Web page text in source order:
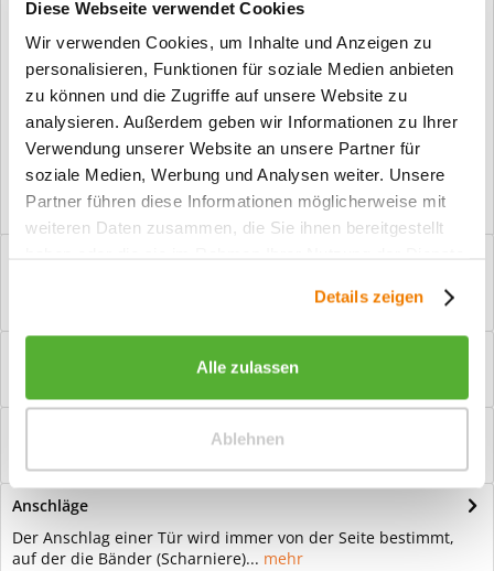
Diese Webseite verwendet Cookies
Wir verwenden Cookies, um Inhalte und Anzeigen zu
personalisieren, Funktionen für soziale Medien anbieten
zu können und die Zugriffe auf unsere Website zu
analysieren. Außerdem geben wir Informationen zu Ihrer
Verwendung unserer Website an unsere Partner für
soziale Medien, Werbung und Analysen weiter. Unsere
Partner führen diese Informationen möglicherweise mit
weiteren Daten zusammen, die Sie ihnen bereitgestellt
Details zeigen
Alle zulassen
Ablehnen
kundenspezifische Anfertigung vom
Widerruf / der Rückgabe
ausgeschlossen.
Vorteile
Kostenloser Versand ab € 2000,- Bestellwert
Versand mit eigener Spedition
Ganzglastür Satinato Edles Milchglasdesign: Glastüren werten
Anschläge
Der Anschlag einer Tür wird immer von der Seite bestimmt,
auf der die Bänder (Scharniere)... mehr